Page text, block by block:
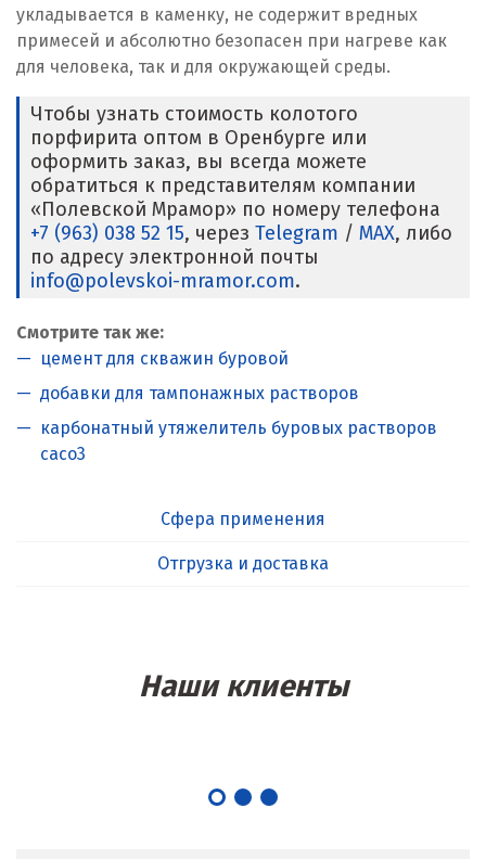
укладывается в каменку, не содержит вредных
примесей и абсолютно безопасен при нагреве как
для человека, так и для окружающей среды.
Чтобы узнать стоимость колотого
порфирита оптом в Оренбурге или
оформить заказ, вы всегда можете
обратиться к представителям компании
«Полевской Мрамор» по номеру телефона
+7 (963) 038 52 15, через Telegram / MAX, либо
по адресу электронной почты
info@polevskoi-mramor.com.
Смотрите так же:
цемент для скважин буровой
добавки для тампонажных растворов
карбонатный утяжелитель буровых растворов
caco3
Сфера применения
Отгрузка и доставка
Наши клиенты